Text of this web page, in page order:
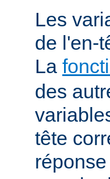
Les
de l'en-
La
des
tête